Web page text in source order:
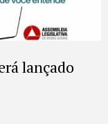
lançado